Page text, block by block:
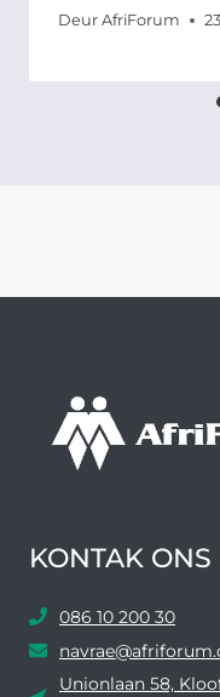
Deur AfriForum
KONTAK ONS
086 10 200 30
Unionlaan 58,